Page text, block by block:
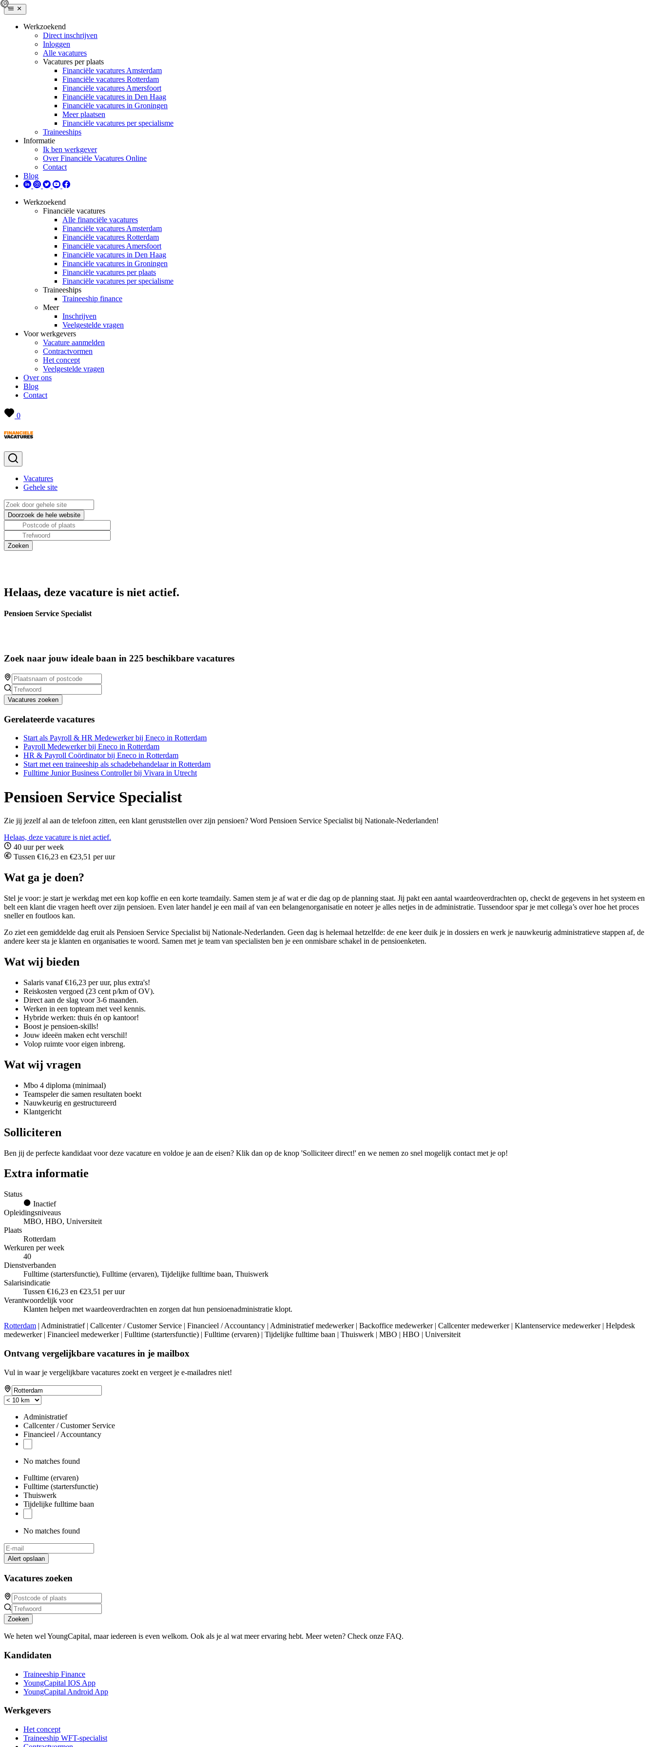
Werkzoekend
Direct inschrijven
Inloggen
Alle vacatures
Vacatures per plaats
Financiële vacatures Amsterdam
Financiële vacatures Rotterdam
Financiële vacatures Amersfoort
Financiële vacatures in Den Haag
Financiële vacatures in Groningen
Meer plaatsen
Financiële vacatures per specialisme
Traineeships
Informatie
Ik ben werkgever
Over Financiële Vacatures Online
Contact
Blog
Werkzoekend
Financiële vacatures
Alle financiële vacatures
Financiële vacatures Amsterdam
Financiële vacatures Rotterdam
Financiële vacatures Amersfoort
Financiële vacatures in Den Haag
Financiële vacatures in Groningen
Financiële vacatures per plaats
Financiële vacatures per specialisme
Traineeships
Traineeship finance
Meer
Inschrijven
Veelgestelde vragen
Voor werkgevers
Vacature aanmelden
Contractvormen
Het concept
Veelgestelde vragen
Over ons
Blog
Contact
0
Vacatures
Gehele site
Helaas, deze vacature is niet actief.
Pensioen Service Specialist
Zoek naar jouw ideale baan in 225 beschikbare vacatures
Vacatures zoeken
Gerelateerde vacatures
Start als Payroll & HR Medewerker bij Eneco in Rotterdam
Payroll Medewerker bij Eneco in Rotterdam
HR & Payroll Coördinator bij Eneco in Rotterdam
Start met een traineeship als schadebehandelaar in Rotterdam
Fulltime Junior Business Controller bij Vivara in Utrecht
Pensioen Service Specialist
Zie jij jezelf al aan de telefoon zitten, een klant geruststellen over zijn pensioen? Word Pensioen Service Specialist bij Nationale-Nederlanden!
Helaas, deze vacature is niet actief.
40 uur per week
Tussen €16,23 en €23,51 per uur
Wat ga je doen?
Stel je voor: je start je werkdag met een kop koffie en een korte teamdaily. Samen stem je af wat er die dag op de planning staat. Jij pakt een aantal waardeoverdrachten op, checkt de gegevens in het systeem en
belt een klant die vragen heeft over zijn pensioen. Even later handel je een mail af van een belangenorganisatie en noteer je alles netjes in de administratie. Tussendoor spar je met collega’s over hoe het proces
sneller en foutloos kan.
Zo ziet een gemiddelde dag eruit als Pensioen Service Specialist bij Nationale-Nederlanden. Geen dag is helemaal hetzelfde: de ene keer duik je in dossiers en werk je nauwkeurig administratieve stappen af, de
andere keer sta je klanten en organisaties te woord. Samen met je team van specialisten ben je een onmisbare schakel in de pensioenketen.
Wat wij bieden
Salaris vanaf €16,23 per uur, plus extra's!
Reiskosten vergoed (23 cent p/km of OV).
Direct aan de slag voor 3-6 maanden.
Werken in een topteam met veel kennis.
Hybride werken: thuis én op kantoor!
Boost je pensioen-skills!
Jouw ideeën maken echt verschil!
Volop ruimte voor eigen inbreng.
Wat wij vragen
Mbo 4 diploma (minimaal)
Teamspeler die samen resultaten boekt
Nauwkeurig en gestructureerd
Klantgericht
Solliciteren
Ben jij de perfecte kandidaat voor deze vacature en voldoe je aan de eisen? Klik dan op de knop 'Solliciteer direct!' en we nemen zo snel mogelijk contact met je op!
Extra informatie
Status
Inactief
Opleidingsniveaus
MBO, HBO, Universiteit
Plaats
Rotterdam
Werkuren per week
40
Dienstverbanden
Fulltime (startersfunctie), Fulltime (ervaren), Tijdelijke fulltime baan, Thuiswerk
Salarisindicatie
Tussen €16,23 en €23,51 per uur
Verantwoordelijk voor
Klanten helpen met waardeoverdrachten en zorgen dat hun pensioenadministratie klopt.
Rotterdam | Administratief | Callcenter / Customer Service | Financieel / Accountancy | Administratief medewerker | Backoffice medewerker | Callcenter medewerker | Klantenservice medewerker | Helpdesk
medewerker | Financieel medewerker | Fulltime (startersfunctie) | Fulltime (ervaren) | Tijdelijke fulltime baan | Thuiswerk | MBO | HBO | Universiteit
Ontvang vergelijkbare vacatures in je mailbox
Vul in waar je vergelijkbare vacatures zoekt en vergeet je e-mailadres niet!
Administratief
Callcenter / Customer Service
Financieel / Accountancy
No matches found
Fulltime (ervaren)
Fulltime (startersfunctie)
Thuiswerk
Tijdelijke fulltime baan
No matches found
Alert opslaan
Vacatures zoeken
Zoeken
We heten wel YoungCapital, maar iedereen is even welkom. Ook als je al wat meer ervaring hebt. Meer weten? Check onze FAQ.
Kandidaten
Traineeship Finance
YoungCapital IOS App
YoungCapital Android App
Werkgevers
Het concept
Traineeship WFT-specialist